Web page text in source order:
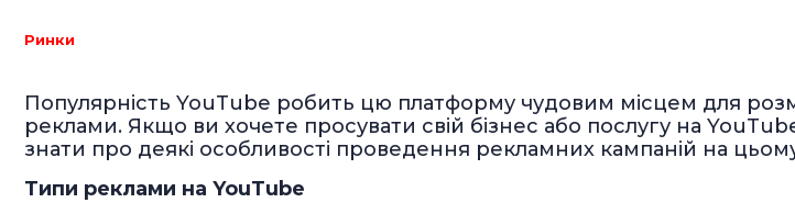
Ринки
Популярність YouTube робить цю платформу чудовим місцем для
реклами. Якщо ви хочете просувати свій бізнес або послугу на
знати про деякі особливості проведення рекламних кампаній на цьому
Типи реклами на YouTube